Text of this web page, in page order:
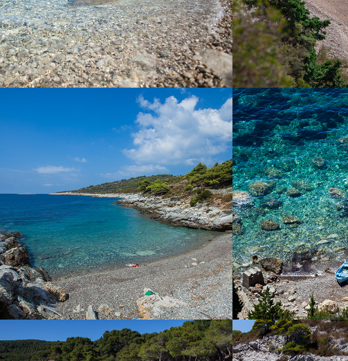
DER STRAND POL
BORCIĆE
Der Strand Pol Borciće befindet sich nicht weit
von Komiža. Mit unserem Taxiboot dauert die
Fahrt 5 Minuten. Der Strand Pol Borciće liegt
zum Teil im Schatten und ist ideal für Familien
mit Kindern.
FKK-
Der FKK-Strand liegt
Dieser Strand ist mit
Boot nur wenige
DER STRAND SREBRENA DER